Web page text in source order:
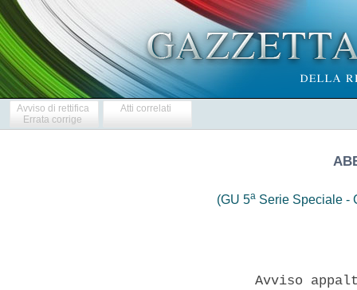
Avviso di rettifica
Errata corrige
Atti correlati
(GU 5a Serie Speciale -
Avviso